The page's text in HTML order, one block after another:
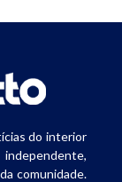
do interior
comunidade.